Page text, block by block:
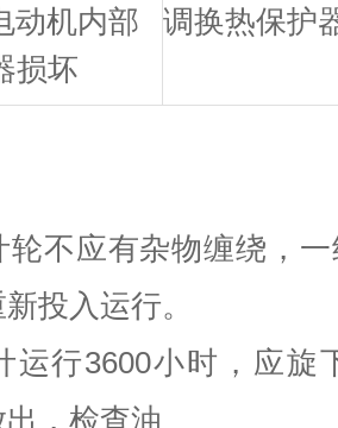
动机内部
损坏
调换热保护
轮不应有杂物缠绕 ，
投入运行。
运行3600小时 ， 应旋
， 检查油